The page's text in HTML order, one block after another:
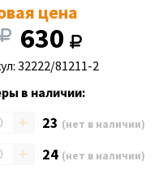
цена
630
32222/81211-2
в наличии:
+ 23 (нет в наличии)
+ 24 (нет в наличии)